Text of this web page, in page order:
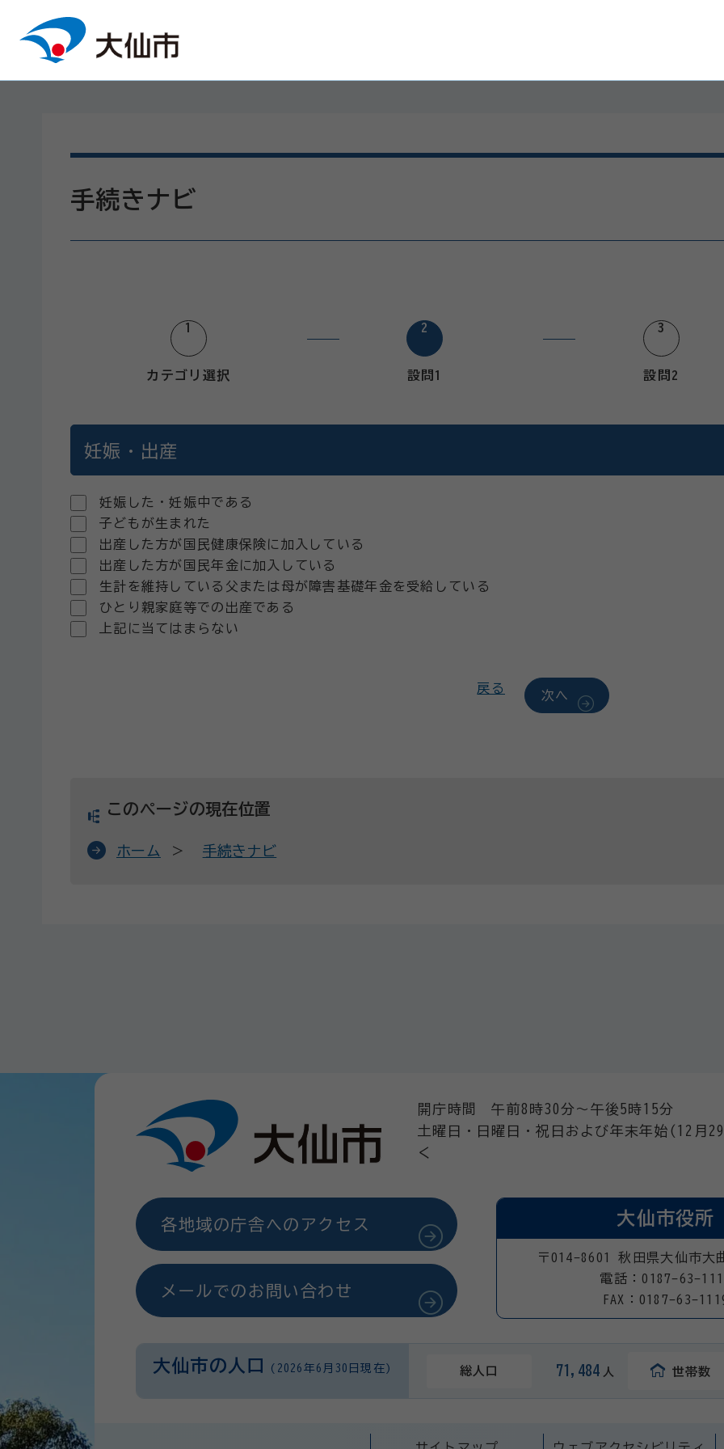
手続きナビ
カテゴリ選択 設問1 設問2
妊娠・出産
妊娠した・妊娠中である
子どもが生まれた
出産した方が国民健康保険に加入している
出産した方が国民年金に加入している
生計を維持している父または母が障害基礎年金を受給している
ひとり親家庭等での出産である
上記に当てはまらない
戻る
次へ
このページの現在位置
ホーム 手続きナビ
開庁時間 午前8時30分～午後5時15分
土曜日・日曜日・祝日および年末年始(12月
く
各地域の庁舎へのアクセス
メールでのお問い合わせ
大仙市役所
〒014-8601 秋田県大仙市大
電話：0187-63-
FAX：0187-63-
大仙市の人口 (2026年6月30日現在) 総人口 71,484 人 世帯数